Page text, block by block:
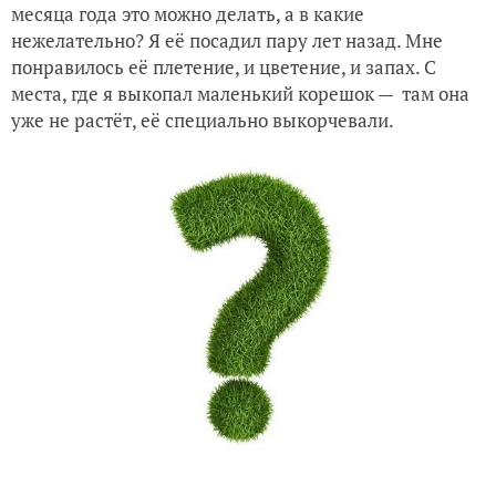
месяца года это можно делать, а в какие
нежелательно? Я её посадил пару лет назад. Мне
понравилось её плетение, и цветение, и запах. С
места, где я выкопал маленький корешок — там она
уже не растёт, её специально выкорчевали.